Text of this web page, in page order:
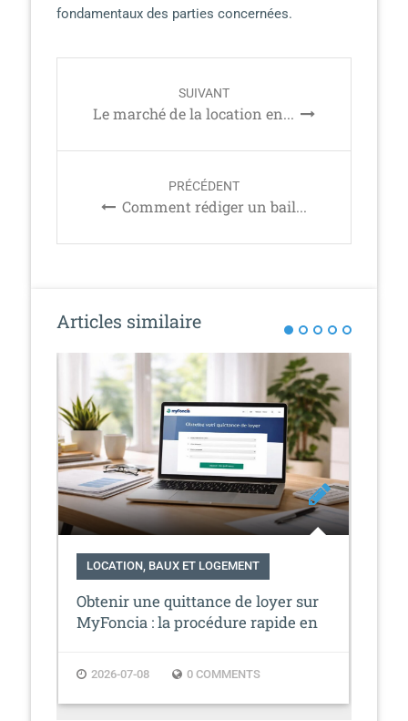
fondamentaux des parties concernées.
t
i
t
SUIVANT
Le marché de la location en...
PRÉCÉDENT
Comment rédiger un bail...
Articles similaire
LOCATION, BAUX ET LOGEMENT
Obtenir une quittance de loyer sur
MyFoncia : la procédure rapide en
2026-07-08 0 COMMENTS